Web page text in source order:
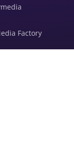
Factory